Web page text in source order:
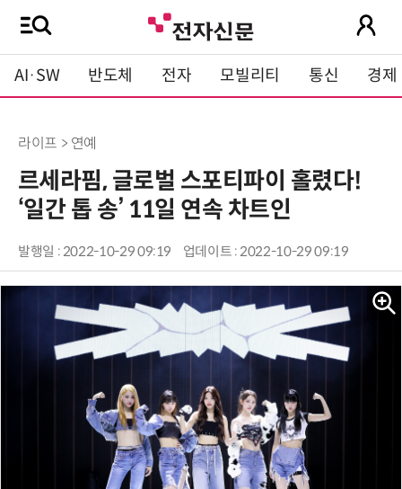
AI·SW 반도체 전자 모빌리티 통신 경제
라이프 > 연예
르세라핌, 글로벌 스포티파이 홀렸다!
‘일간 톱 송’ 11일 연속 차트인
발행일 : 2022-10-29 09:19 업데이트 : 2022-10-29 09:19